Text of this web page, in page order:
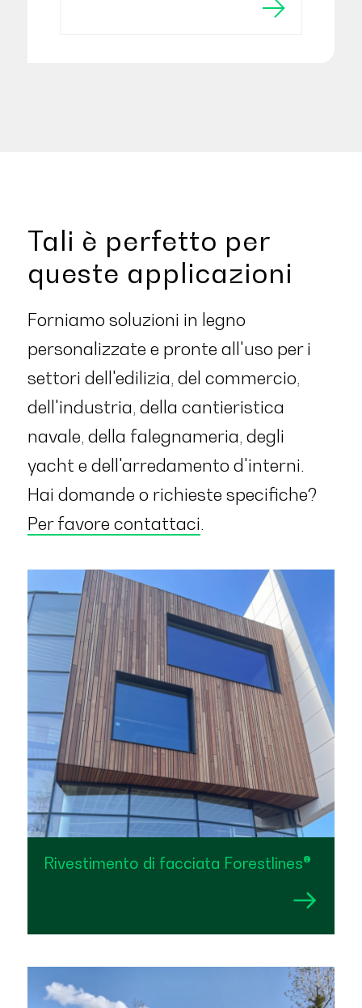
Tali è perfetto per
queste applicazioni
Forniamo soluzioni in legno
personalizzate e pronte all'uso per i
settori dell'edilizia, del commercio,
dell'industria, della cantieristica
navale, della falegnameria, degli
yacht e dell'arredamento d'interni.
Hai domande o richieste specifiche?
Per favore contattaci.
Rivestimento di facciata Forestlines®